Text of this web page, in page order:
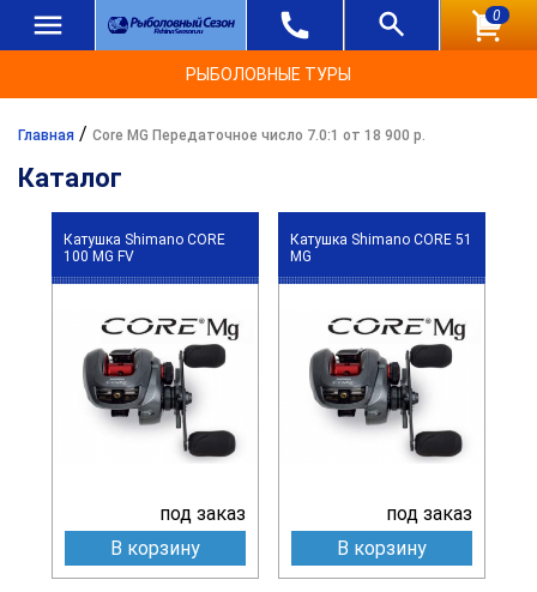
0
РЫБОЛОВНЫЕ ТУРЫ
Главная / Core MG Передаточное число 7.0:1 от 18 900 р.
Каталог
Катушка Shimano CORE
100 MG FV
под заказ
В корзину
Катушка Shimano CORE 51
MG
под заказ
В корзину